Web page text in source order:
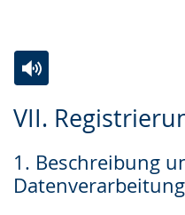
VII.
1. Beschreibung
Datenverarbeitung
Leichten
wechseln.
Audio-
Video
Deutscher